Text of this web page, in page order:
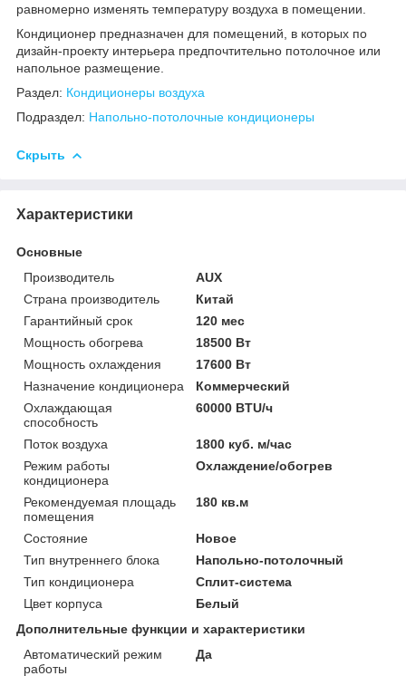
равномерно изменять температуру воздуха в помещении.
Кондиционер предназначен для помещений, в которых по
дизайн-проекту интерьера предпочтительно потолочное или
напольное размещение.
Раздел: Кондиционеры воздуха
Подраздел: Напольно-потолочные кондиционеры
Скрыть
Характеристики
Основные
Производитель
AUX
Страна производитель
Китай
Гарантийный срок
120 мес
Мощность обогрева
18500 Вт
Мощность охлаждения
17600 Вт
Назначение кондиционера
Коммерческий
Охлаждающая
способность
60000 BTU/ч
Поток воздуха
1800 куб. м/час
Режим работы
кондиционера
Охлаждение/обогрев
Рекомендуемая площадь
помещения
180 кв.м
Состояние
Новое
Тип внутреннего блока
Напольно-потолочный
Тип кондиционера
Сплит-система
Цвет корпуса
Белый
Дополнительные функции и характеристики
Автоматический режим
работы
Да